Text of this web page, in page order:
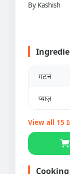
By Kashish
मटन
प्याज़
View all 15